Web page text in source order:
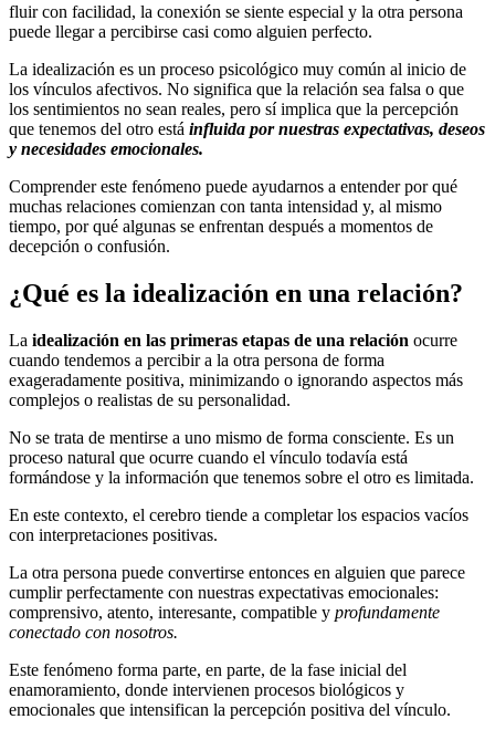
fluir con facilidad, la conexión se siente especial y la otra persona
puede llegar a percibirse casi como alguien perfecto.
La idealización es un proceso psicológico muy común al inicio de
los vínculos afectivos. No significa que la relación sea falsa o que
los sentimientos no sean reales, pero sí implica que la percepción
que tenemos del otro está influida por nuestras expectativas, deseos
y necesidades emocionales.
Comprender este fenómeno puede ayudarnos a entender por qué
muchas relaciones comienzan con tanta intensidad y, al mismo
tiempo, por qué algunas se enfrentan después a momentos de
decepción o confusión.
¿Qué es la idealización en una relación?
La idealización en las primeras etapas de una relación ocurre
cuando tendemos a percibir a la otra persona de forma
exageradamente positiva, minimizando o ignorando aspectos más
complejos o realistas de su personalidad.
No se trata de mentirse a uno mismo de forma consciente. Es un
proceso natural que ocurre cuando el vínculo todavía está
formándose y la información que tenemos sobre el otro es limitada.
En este contexto, el cerebro tiende a completar los espacios vacíos
con interpretaciones positivas.
La otra persona puede convertirse entonces en alguien que parece
cumplir perfectamente con nuestras expectativas emocionales:
comprensivo, atento, interesante, compatible y profundamente
conectado con nosotros.
Este fenómeno forma parte, en parte, de la fase inicial del
enamoramiento, donde intervienen procesos biológicos y
emocionales que intensifican la percepción positiva del vínculo.